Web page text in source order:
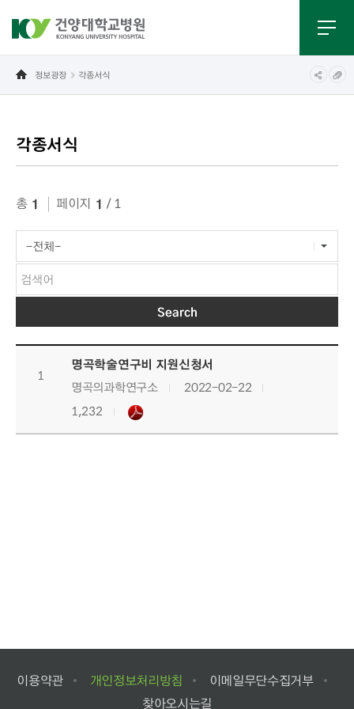
정보광장 각종서식
각종서식
총 1 페이지 1 / 1
각종서식목록으로번호,제목, 작성자, 조회수, 등록일, 첨부파일로 나열 되고 있습니다.
1
명곡학술연구비 지원신청서
명곡의과학연구소
2022-02-22
1,232
이용약관 개인정보처리방침
이메일무단수집거부
찾아오시는길